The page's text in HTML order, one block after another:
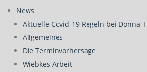
News
Aktuelle Covid-19 Regeln bei Donna
Allgemeines
Die Terminvorhersage
Wiebkes Arbeit